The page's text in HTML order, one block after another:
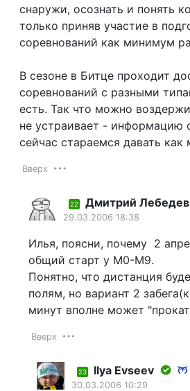
снаружи, осознать и понять
только приняв участие в
соревнований как минимум
В сезоне в Битце проходит
соревнований с разными
есть. Так что можно
не устраивает - информацию
сейчас стараемся давать
Вверх
22 Дмитрий Лебедев
29.03.2006 18:38
Илья, поясни, почему 2
общий старт у М0-М9.
Понятно, что дистанция
полям, но вариант 2
минут вполне может
Вверх
23 Ilyа Еvsееv
30.03.2006 10:29